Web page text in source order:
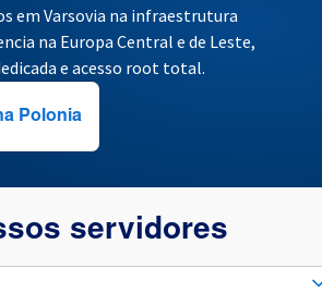
em Varsovia na infraestrutura
na Europa Central e de Leste,
e acesso root total.
Polonia
servidores